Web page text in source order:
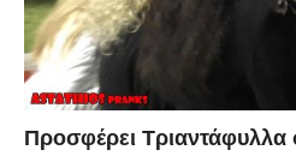
Προσφέρει Τριαντάφυλλα